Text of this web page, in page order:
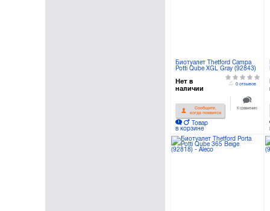
Биотуалет Thetford Campa
Potti Qube XGL Gray (92843)
Нет в
наличии
Сообщите,
когда появится
Товар
в корзине
0 отзывов
К сравнению